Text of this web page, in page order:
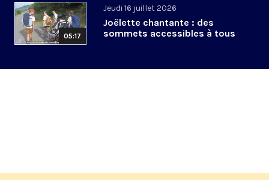
05:17
Jeudi 16 juillet 2026
Joëlette chantante : des
sommets accessibles à tous